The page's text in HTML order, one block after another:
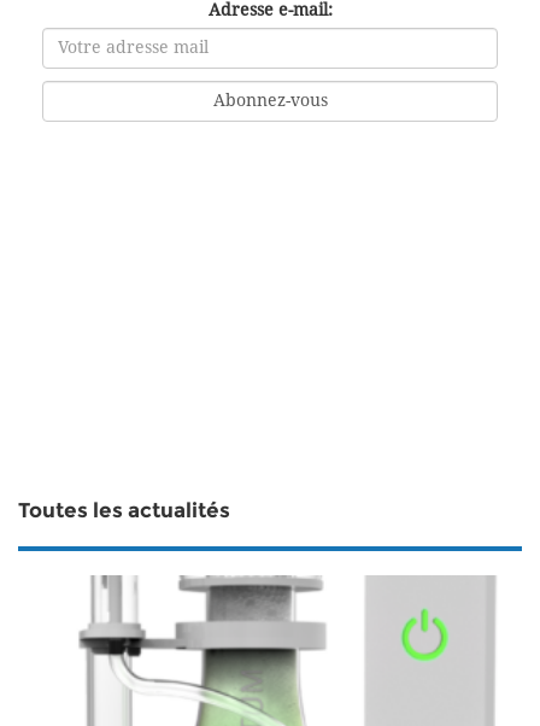
Adresse e-mail:
Toutes les actualités